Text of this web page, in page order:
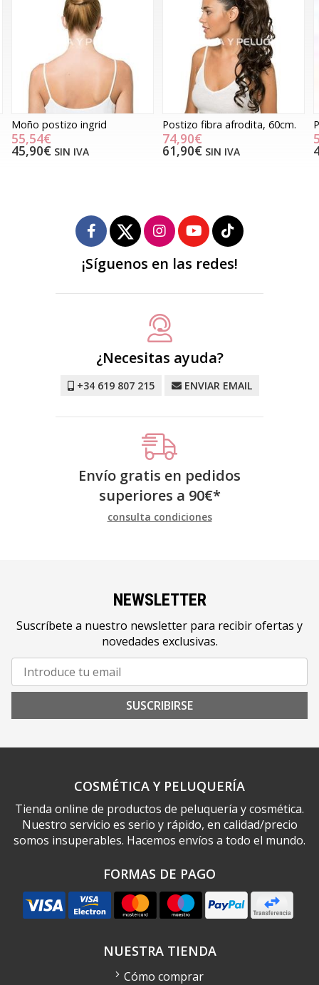
Postizo fibra afrodita, 60cm.
74,90€
61,90€SIN IVA
Postizo fibra artemisa,
59,90€
49,50€SIN IVA
¡Síguenos en las redes!
¿Necesitas ayuda?
+34 619 807 215 ENVIAR EMAIL
Envío gratis en pedidos
superiores a 90€*
consulta condiciones
NEWSLETTER
Suscríbete a nuestro newsletter para recibir ofertas y
novedades exclusivas.
SUSCRIBIRSE
COSMÉTICA Y PELUQUERÍA
Tienda online de productos de peluquería y cosmética.
Nuestro servicio es serio y rápido, en calidad/precio
somos insuperables. Hacemos envíos a todo el mundo.
FORMAS DE PAGO
NUESTRA TIENDA
Cómo comprar